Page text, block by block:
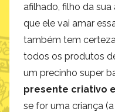
afilhado, filho da
que ele vai amar
também tem
todos os produtos
um precinho super
presente criativo
se for uma criança